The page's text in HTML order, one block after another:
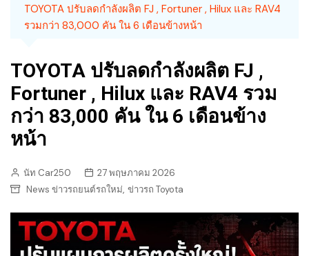
TOYOTA ปรับลดกำลังผลิต FJ , Fortuner , Hilux และ RAV4
รวมกว่า 83,000 คัน ใน 6 เดือนข้างหน้า
TOYOTA ปรับลดกำลังผลิต FJ ,
Fortuner , Hilux และ RAV4 รวม
กว่า 83,000 คัน ใน 6 เดือนข้าง
หน้า
นัท Car250
27 พฤษภาคม 2026
News ข่าวรถยนต์รถใหม่, ข่าวรถ Toyota